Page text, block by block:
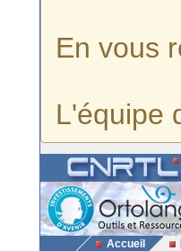
En vous
L'équipe
Accueil